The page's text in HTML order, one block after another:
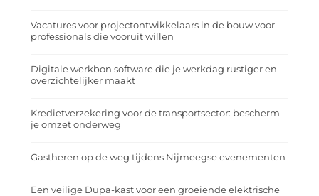
Vacatures voor projectontwikkelaars in de bouw voor
professionals die vooruit willen
Digitale werkbon software die je werkdag rustiger en
overzichtelijker maakt
Kredietverzekering voor de transportsector: bescherm
je omzet onderweg
Gastheren op de weg tijdens Nijmeegse evenementen
Een veilige Dupa-kast voor een groeiende elektrische